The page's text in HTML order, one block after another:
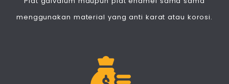
menggunakan material yang anti karat atau korosi.